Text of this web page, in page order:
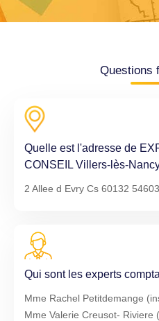
Questions
Quelle est l'adresse de
CONSEIL Villers-lès-
2 Allee d Evry Cs 60132
Qui sont les experts
Mme Rachel Petitdemange
Mme Valerie Creusot- Riviere